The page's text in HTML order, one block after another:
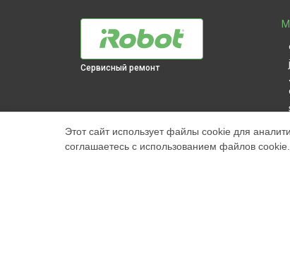
Сервисный ремонт
Этот сайт использует файлы cookie для
соглашаетесь с использованием файлов cookie.